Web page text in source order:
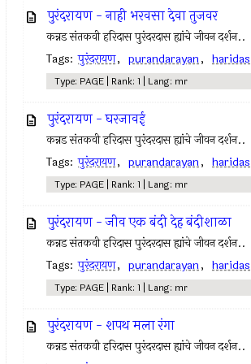
पुरंदरायण - नाही भरवसा देवा तुजवर
कन्नड संतकवी हरिदास पुरंदरदास ह्यांचे जीवन दर्शन..
Tags: पुरंदरायण, purandarayan, haridas
Type: PAGE | Rank: 1 | Lang: mr
पुरंदरायण - घरजावई
कन्नड संतकवी हरिदास पुरंदरदास ह्यांचे जीवन दर्शन..
Tags: पुरंदरायण, purandarayan, haridas
Type: PAGE | Rank: 1 | Lang: mr
पुरंदरायण - जीव एक बंदी देह बंदीशाळा
कन्नड संतकवी हरिदास पुरंदरदास ह्यांचे जीवन दर्शन..
Tags: पुरंदरायण, purandarayan, haridas
Type: PAGE | Rank: 1 | Lang: mr
पुरंदरायण - शपथ मला रंगा
कन्नड संतकवी हरिदास पुरंदरदास ह्यांचे जीवन दर्शन..